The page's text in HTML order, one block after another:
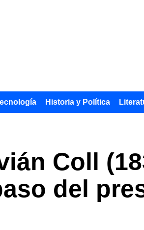
Historia y Política
Coll
del